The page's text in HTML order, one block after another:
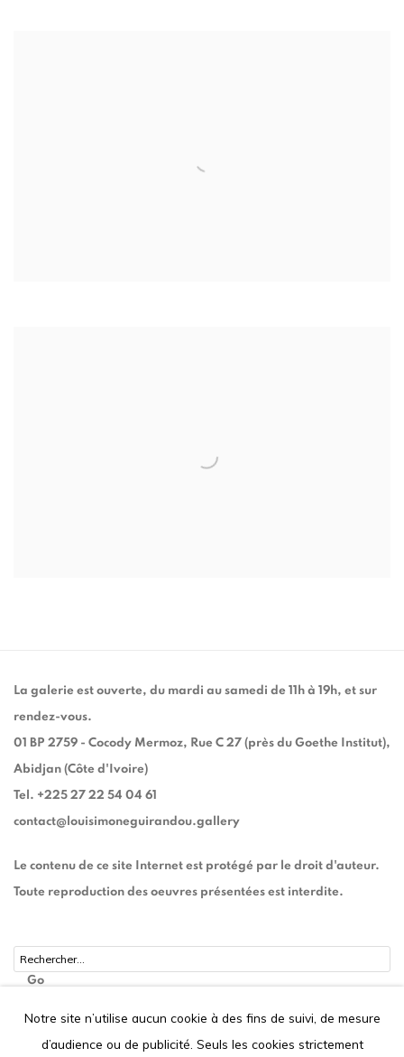
La galerie est ouverte, du mardi au samedi de 11h à 19h, et sur
rendez-vous.
01 BP 2759 - Cocody Mermoz, Rue C 27 (près du Goethe Institut),
Abidjan (Côte d'Ivoire)
Tel. +225 27 22 54 04 61
contact@louisimoneguirandou.gallery
Le contenu de ce site Internet est protégé par le droit d'auteur.
Toute reproduction des oeuvres présentées est interdite.
Go
Notre site n’utilise aucun cookie à des fins de suivi, de mesure
d’audience ou de publicité. Seuls les cookies strictement